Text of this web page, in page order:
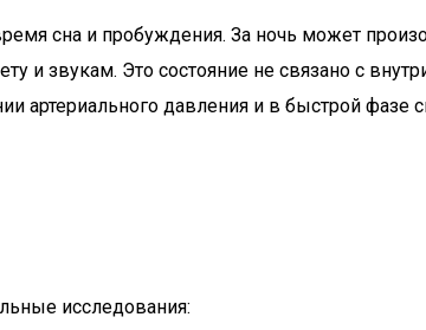
сна и пробуждения. За ночь может
и звукам. Это состояние не связано с
артериального давления и в быстрой фазе
исследования: